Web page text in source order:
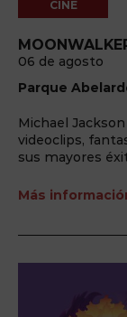
CINE
06 de agosto
Parque
Michael
videoclips,
sus mayores
Más